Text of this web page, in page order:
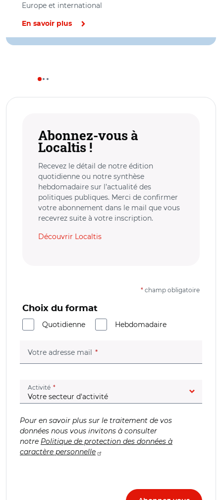
Europe et international
En savoir plus
Abonnez-vous à
Localtis !
Recevez le détail de notre édition
quotidienne ou notre synthèse
hebdomadaire sur l’actualité des
politiques publiques. Merci de confirmer
votre abonnement dans le mail que vous
recevrez suite à votre inscription.
Découvrir Localtis
* champ obligatoire
Choix du format
Quotidienne
Hebdomadaire
Votre adresse mail (champ obligatoire)
Activité (champ obligatoire)
Pour en savoir plus sur le traitement de vos
données nous vous invitons à consulter
notre Politique de protection des données à
caractère personnelle